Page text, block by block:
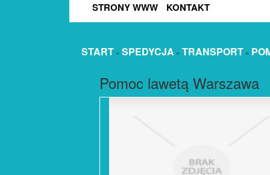
STRONY WWW KONTAKT
START » SPEDYCJA » TRANSPORT »
Pomoc lawetą Warszawa